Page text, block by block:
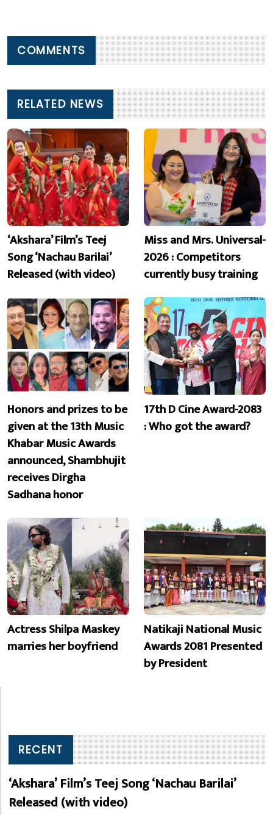
COMMENTS
RELATED NEWS
‘Akshara’ Film’s Teej
Song ‘Nachau Barilai’
Released (with video)
Miss and Mrs. Universal-
2026 : Competitors
currently busy training
Honors and prizes to be
given at the 13th Music
Khabar Music Awards
announced, Shambhujit
receives Dirgha
Sadhana honor
17th D Cine Award-2083
: Who got the award?
Actress Shilpa Maskey
marries her boyfriend
Natikaji National Music
Awards 2081 Presented
by President
RECENT
‘Akshara’ Film’s Teej Song ‘Nachau Barilai’
Released (with video)